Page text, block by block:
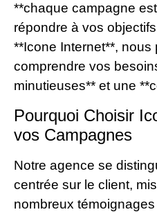
**chaque campagne
répondre à vos
**Icone Internet**, nous
comprendre vos
minutieuses** et une
Pourquoi Choisir
vos Campagnes
Notre agence se
centrée sur le client,
nombreux